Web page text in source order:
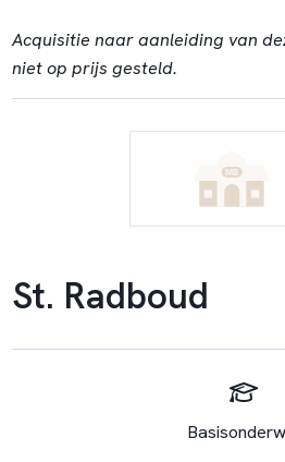
Acquisitie naar aanleiding van
niet op prijs gesteld.
St. Radboud